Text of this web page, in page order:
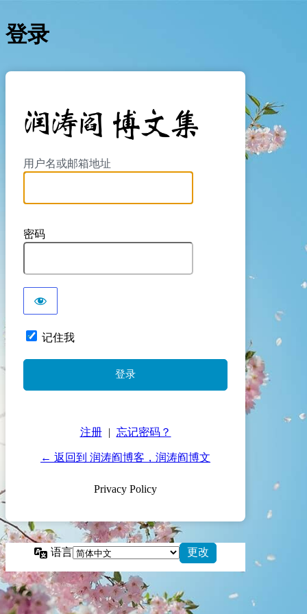
登录
https://
用户名或邮箱地址
密码
记住我
注册 | 忘记密码？
← 返回到 润涛阎博客，润涛阎博文
Privacy Policy
语言